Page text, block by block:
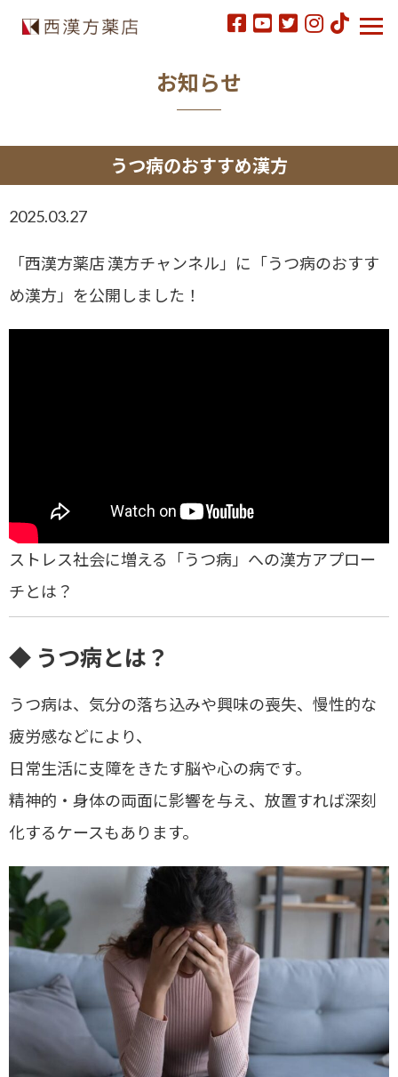
お知らせ
うつ病のおすすめ漢方
2025.03.27
「西漢方薬店 漢方チャンネル」に「うつ病のおすす
め漢方」を公開しました！
ストレス社会に増える「うつ病」への漢方アプロー
チとは？
◆ うつ病とは？
うつ病は、 気分の落ち込みや興味の喪失、慢性的な
疲労感などにより、
日常生活に支障をきたす脳や心の病です。
精神的・身体の両面に影響を与え、放置すれば深刻
化するケースもあります。